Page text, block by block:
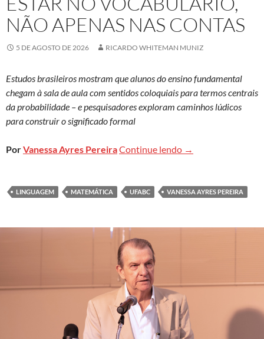
NÃO APENAS NAS CONTAS
5 DE AGOSTO DE 2026 RICARDO WHITEMAN MUNIZ
Estudos brasileiros mostram que alunos do ensino fundamental
chegam à sala de aula com sentidos coloquiais para termos centrais
da probabilidade – e pesquisadores exploram caminhos lúdicos
para construir o significado formal
PorVanessa Ayres PereiraContinue lendo Volta às aulas: a
→
LINGUAGEM MATEMÁTICA UFABC VANESSA AYRES PEREIRA